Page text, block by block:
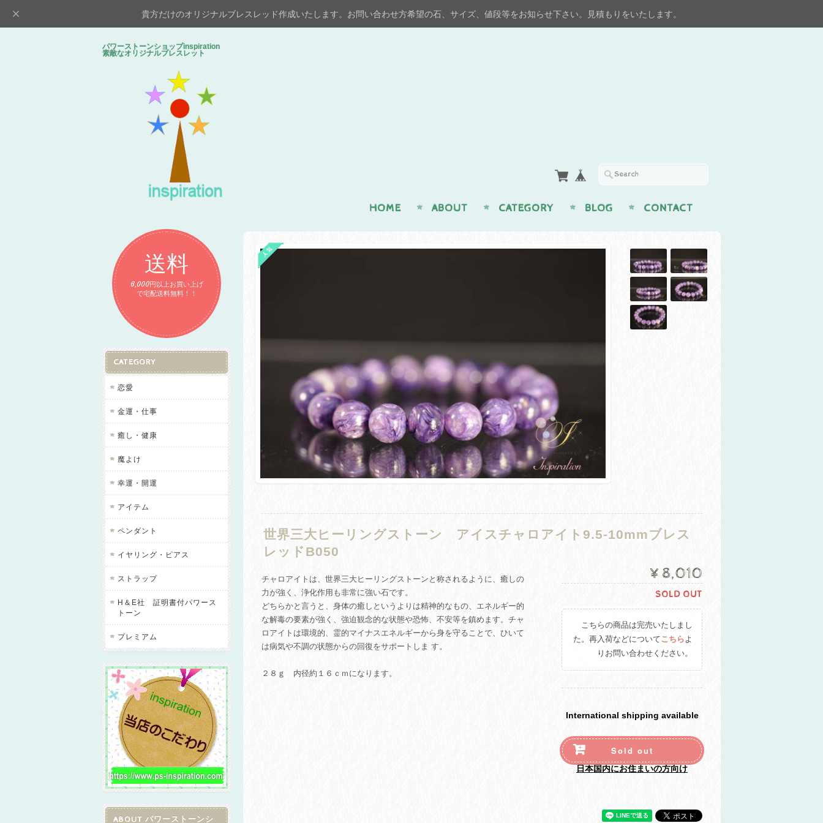
貴方だけのオリジナルブレスレッド作成いたします。お問い合わせ方希望の石、サイズ、値段等をお知らせ下さい。見積もりをいたします。
パワーストーンショップinspiration
素敵なオリジナルブレスレット
HOME ABOUT CATEGORY BLOG CONTACT
世界三大ヒーリングストーン アイスチャロアイト9.5-10mmブレス
レッドB050
チャロアイトは、世界三大ヒーリングストーンと称されるように、癒しの
力が強く、浄化作用も非常に強い石です。
どちらかと言うと、身体の癒しというよりは精神的なもの、エネルギー的
な解毒の要素が強く、強迫観念的な状態や恐怖、不安等を鎮めます。チャ
ロアイトは環境的、霊的マイナスエネルギーから身を守ることで、ひいて
は病気や不調の状態からの回復をサポートしま す。
２８ｇ 内径約１６ｃｍになります。
¥8,010
SOLD OUT
こちらの商品は完売いたしまし
た。再入荷などについてこちらよ
りお問い合わせください。
International shipping available
Sold out
日本国内にお住まいの方向け
送料
6,000円以上お買い上げ
で宅配送料無料！！
CATEGORY
恋愛
金運・仕事
癒し・健康
魔よけ
幸運・開運
アイテム
ペンダント
イヤリング・ピアス
ストラップ
H＆E社 証明書付パワース
トーン
プレミアム
ABOUT パワーストーンシ